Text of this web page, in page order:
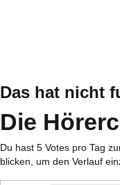
Das hat nicht
Die
Du hast 5 Votes pro Tag
blicken, um den Verlauf